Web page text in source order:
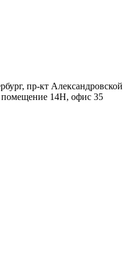
пр-кт Александровской
14Н, офис 35